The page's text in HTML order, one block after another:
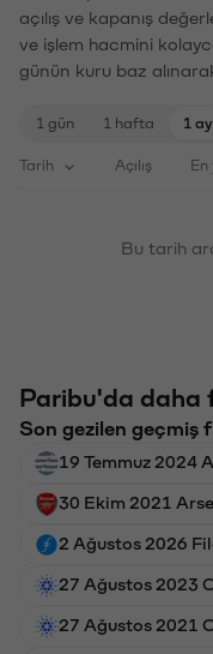
açılış ve kapanış
ve işlem hacmini
günün kuru baz
1 gün 1 hafta 1 ay
Tarih Açılış En
Bu tarih
Paribu'da daha
Son gezilen geçmiş
19 Temmuz 2024
30 Ekim 2021
2 Ağustos 2026
27 Ağustos 2023
27 Ağustos 2021